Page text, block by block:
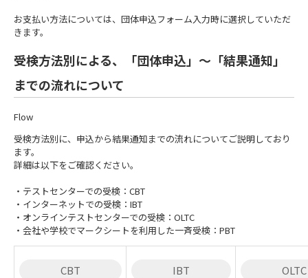
お支払い方法については、団体申込フォーム入力時に選択していただ
きます。
受検方法別による、「団体申込」～「結果通知」
までの流れについて
Flow
受検方法別に、申込から結果通知までの流れについてご説明しており
ます。
詳細は以下をご確認ください。
・テストセンターでの受検：CBT
・インターネットでの受検：IBT
・オンラインテストセンターでの受検：OLTC
・会社や学校でマークシートを利用した一斉受検：PBT
CBT IBT OLTC